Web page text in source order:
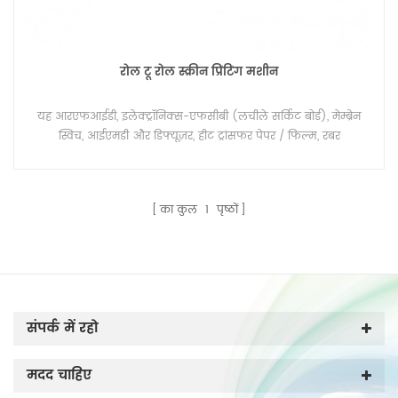
रोल टू रोल स्क्रीन प्रिंटिंग मशीन
यह आरएफआईडी, इलेक्ट्रॉनिक्स-एफसीबी (लचीले सर्किट बोर्ड), मेम्ब्रेन
स्विच, आईएमडी और डिफ्यूज़र, हीट ट्रांसफर पेपर / फिल्म, रबर
का कुल 1 पृष्ठों
संपर्क में रहो
मदद चाहिए